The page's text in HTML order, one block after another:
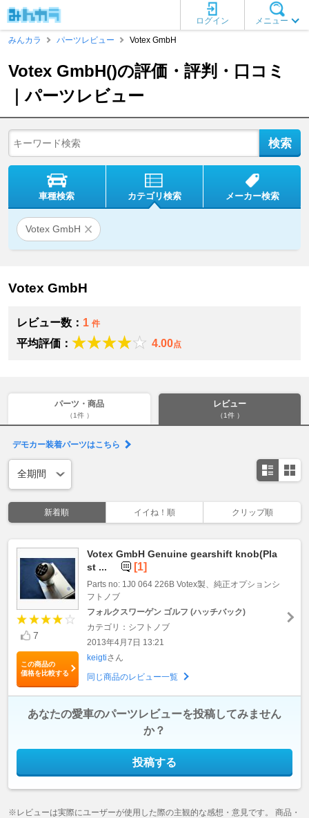
メニュー
ログイン
みんカラ
パーツレビュー Votex GmbH
Votex GmbH()の評価・評判・口コミ
｜パーツレビュー
車種検索 カテゴリ検索 メーカー検索
Votex GmbH
Votex GmbH
レビュー数： 1 件
平均評価： 4.00点
パーツ・商品
（1件 ）
レビュー
（1件 ）
デモカー装着パーツはこちら
新着順 イイね！順 クリップ順
7
この商品の
価格を比較する
Votex GmbH Genuine gearshift knob(Pla
st ...
[1]
Parts no: 1J0 064 226B Votex製、純正オプションシ
フトノブ
フォルクスワーゲン ゴルフ (ハッチバック)
カテゴリ：シフトノブ
2013年4月7日 13:21
keigtiさん
同じ商品のレビュー一覧
あなたの愛車のパーツレビューを投稿してみません
か？
投稿する
※レビューは実際にユーザーが使用した際の主観的な感想・意見です。 商品・